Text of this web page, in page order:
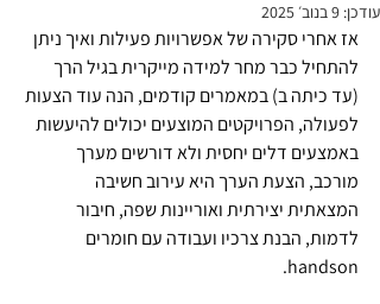
עודכן: 9 בנוב׳ 2025
אז אחרי סקירה של אפשרויות פעילות ואיך ניתן
להתחיל כבר מחר למידה מייקרית בגיל הרך
(עד כיתה ב) במאמרים קודמים, הנה עוד הצעות
לפעולה, הפרויקטים המוצעים יכולים להיעשות
באמצעים דלים יחסית ולא דורשים מערך
מורכב, הצעת הערך היא עירוב חשיבה
המצאתית יצירתית ואוריינות שפה, חיבור
לדמות, הבנת צרכיו ועבודה עם חומרים
handson.